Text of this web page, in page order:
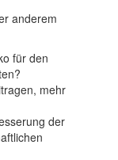
anderem
für den
mehr
der